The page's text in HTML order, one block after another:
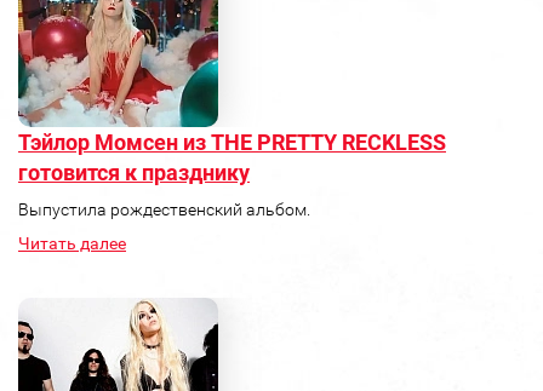
Тэйлор Момсен из THE PRETTY RECKLESS
готовится к празднику
Выпустила рождественский альбом.
Читать далее